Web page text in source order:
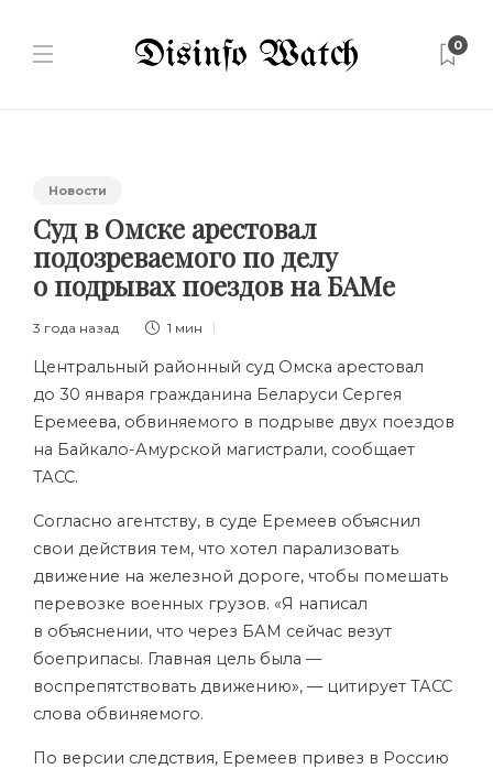
0
Новости
Суд в Омске арестовал
подозреваемого по делу
о подрывах поездов на БАМе
3 года назад 1 мин
Центральный районный суд Омска арестовал
до 30 января гражданина Беларуси Сергея
Еремеева, обвиняемого в подрыве двух поездов
на Байкало-Амурской магистрали, сообщает
ТАСС.
Согласно агентству, в суде Еремеев объяснил
свои действия тем, что хотел парализовать
движение на железной дороге, чтобы помешать
перевозке военных грузов. «Я написал
в объяснении, что через БАМ сейчас везут
боеприпасы. Главная цель была —
воспрепятствовать движению», — цитирует ТАСС
слова обвиняемого.
По версии следствия, Еремеев привез в Россию